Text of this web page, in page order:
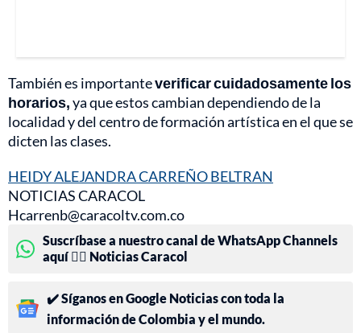
También es importanteverificar cuidadosamente los
horarios,ya que estos cambian dependiendo de la
localidad y del centro de formación artística en el que se
dicten las clases.
HEIDY ALEJANDRA CARREÑO BELTRAN
NOTICIAS CARACOL
Hcarrenb@caracoltv.com.co
Suscríbase a nuestro canal de WhatsApp Channels
aquí 👉🏻 Noticias Caracol
✔️ Síganos en Google Noticias con toda la
información de Colombia y el mundo.